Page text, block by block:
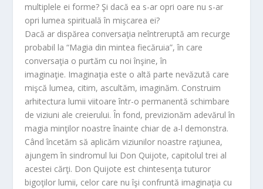
multiplele ei forme? Şi dacă ea s-ar opri oare nu s-ar
opri lumea spirituală în mişcarea ei?
Dacă ar dispărea conversaţia neîntreruptă am recurge
probabil la “Magia din mintea fiecăruia”, în care
conversaţia o purtăm cu noi înşine, în
imaginaţie. Imaginaţia este o altă parte nevăzută care
mişcă lumea, citim, ascultăm, imaginăm. Construim
arhitectura lumii viitoare într-o permanentă schimbare
de viziuni ale creierului. În fond, previzionăm adevărul în
magia minţilor noastre înainte chiar de a-l demonstra.
Când încetăm să aplicăm viziunilor noastre raţiunea,
ajungem în sindromul lui Don Quijote, capitolul trei al
acestei cărţi. Don Quijote est chintesenţa tuturor
bigoţilor lumii, celor care nu îşi confruntă imaginaţia cu